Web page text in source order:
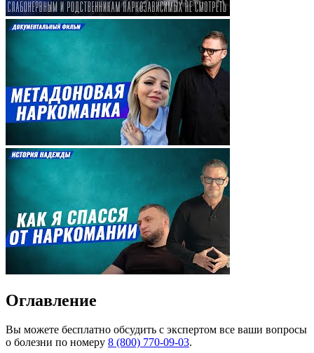
Оглавление
Вы можете бесплатно обсудить с экспертом все ваши вопросы
о болезни по номеру 8 (800) 770-09-03.